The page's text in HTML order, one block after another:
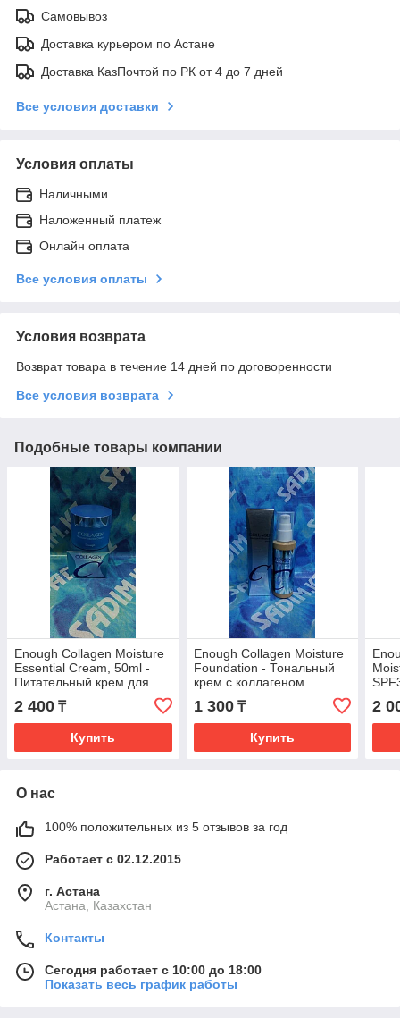
Самовывоз
Доставка курьером по Астане
Доставка КазПочтой по РК от 4 до 7 дней
Все условия доставки
Условия оплаты
Наличными
Наложенный платеж
Онлайн оплата
Все условия оплаты
Условия возврата
Возврат товара в течение 14 дней по договоренности
Все условия возврата
Подобные товары компании
Enough Collagen Moisture
Essential Cream, 50ml -
Питательный крем для
лица с коллагеном
2 400 ₸
Купить
Enough Collagen Moisture
Foundation - Тональный
крем с коллагеном
1 300₸
Купить
13
2
О нас
100% положительных из 5 отзывов за год
Работает с 02.12.2015
г. Астана
Астана, Казахстан
Контакты
Сегодня работает с 10:00 до 18:00
Показать весь график работы